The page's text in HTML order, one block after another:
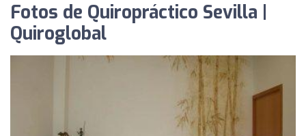
Fotos de Quiropráctico Sevilla |
Quiroglobal